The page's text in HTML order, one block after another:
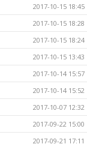
2017-10-15 18:45
2017-10-15 18:28
2017-10-15 18:24
2017-10-15 13:43
2017-10-14 15:57
2017-10-14 15:52
2017-10-07 12:32
2017-09-22 15:00
2017-09-21 17:11